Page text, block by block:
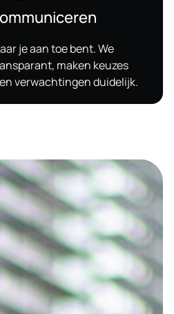
je aan toe bent. We
maken keuzes
verwachtingen duidelijk.